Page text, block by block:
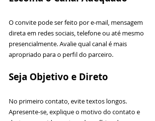
O convite pode ser feito por e-mail, mensagem
direta em redes sociais, telefone ou até mesmo
presencialmente. Avalie qual canal é mais
apropriado para o perfil do parceiro.
Seja Objetivo e Direto
No primeiro contato, evite textos longos.
Apresente-se, explique o motivo do contato e